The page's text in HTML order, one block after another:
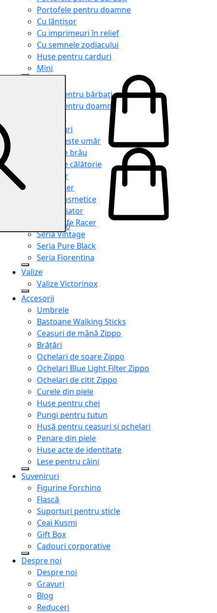
Portofele pentru doamne
Cu lănțișor
Cu imprimeuri în relief
Cu semnele zodiacului
Huse pentru carduri
Mini
Genți pentru bărbați
Genți pentru doamne
Serviete
Rucsacuri
Genți peste umăr
Genți de brâu
Genți de călătorie
Shopper
Organiser
Truse cosmetice
Seria Aviator
Seria Cafe Racer
Seria Vintage
Seria Pure Black
Seria Fiorentina
Valize
Valize Victorinox
Accesorii
Umbrele
Bastoane Walking Sticks
Ceasuri de mână Zippo
Brățări
Ochelari de soare Zippo
Ochelari Blue Light Filter Zippo
Ochelari de citit Zippo
Curele din piele
Huse pentru chei
Pungi pentru tutun
Husă pentru ceasuri și ochelari
Penare din piele
Huse acte de identitate
Lese pentru câini
Suveniruri
Figurine Forchino
Flască
Suporturi pentru sticle
Ceai Kusmi
Gift Box
Cadouri corporative
Despre noi
Despre noi
Gravuri
Blog
Reduceri
0